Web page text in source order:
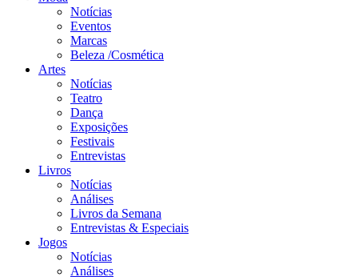
Notícias
Eventos
Marcas
Beleza /Cosmética
Artes
Notícias
Teatro
Dança
Exposições
Festivais
Entrevistas
Livros
Notícias
Análises
Livros da Semana
Entrevistas & Especiais
Jogos
Notícias
Análises